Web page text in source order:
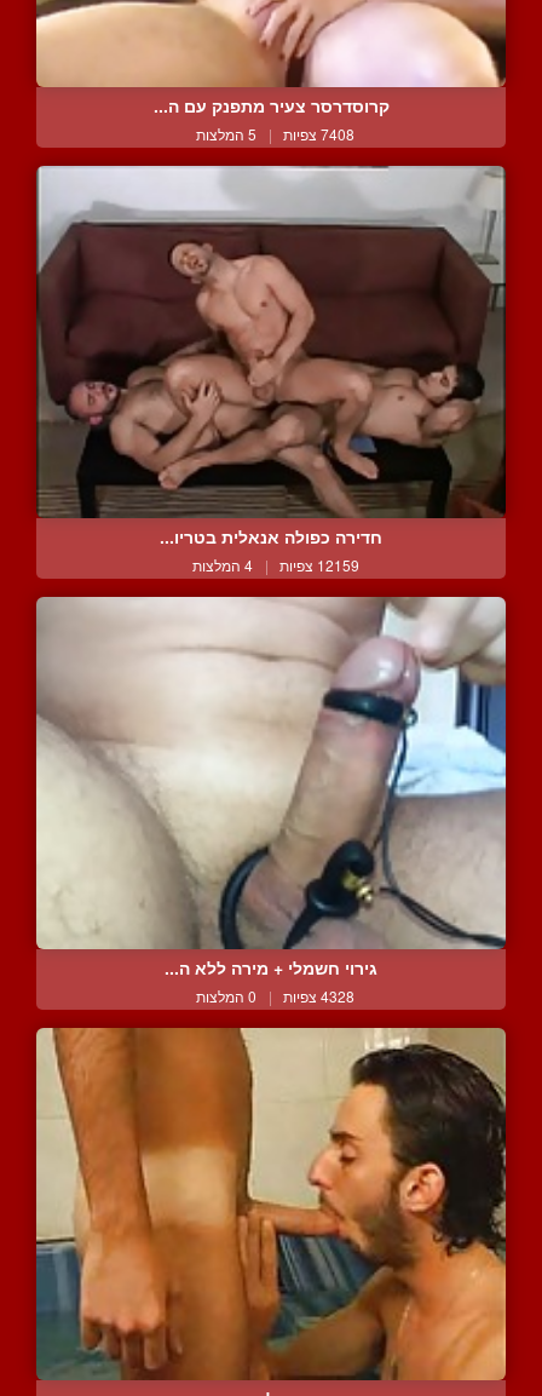
קרוסדרסר צעיר מתפנק עם ה...
7408 צפיות | 5 המלצות
חדירה כפולה אנאלית בטריו...
12159 צפיות | 4 המלצות
גירוי חשמלי + מירה ללא ה...
4328 צפיות | 0 המלצות